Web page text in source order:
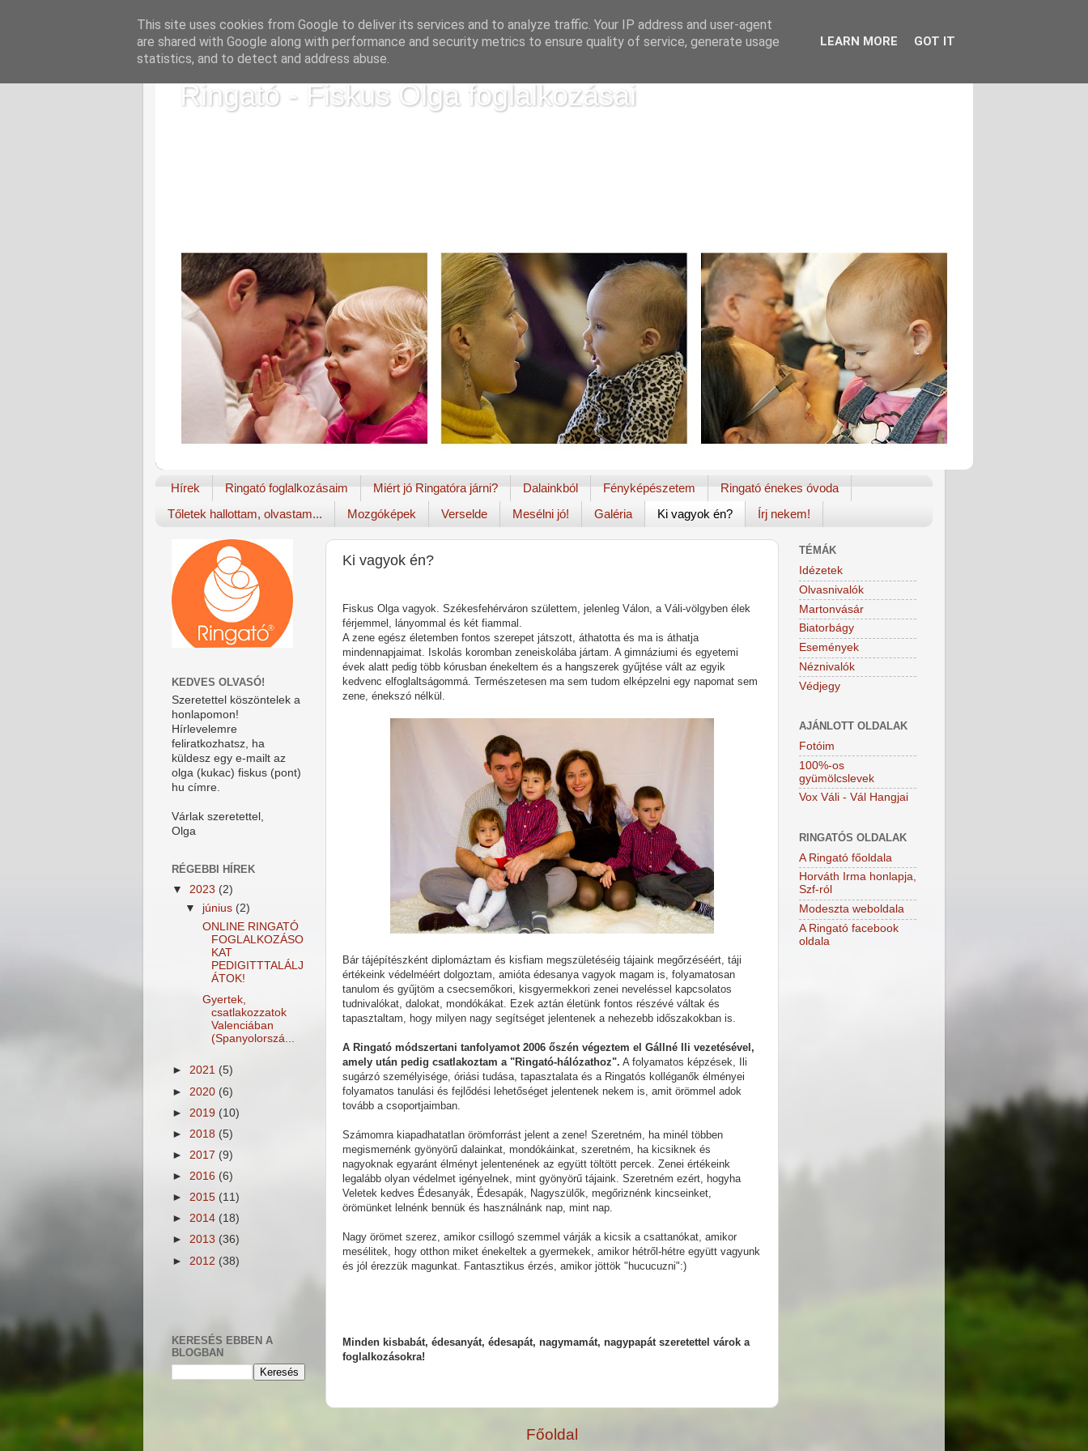
Ringató - Fiskus Olga foglalkozásai
Hírek Ringató foglalkozásaim Miért jó Ringatóra járni? Dalainkból Fényképészetem
Ringató énekes óvoda
Tőletek hallottam, olvastam...
Mozgóképek Verselde Mesélni jó! Galéria Ki vagyok én? Írj nekem!
Ki vagyok én?
Fiskus Olga vagyok. Székesfehérváron születtem, jelenleg Válon, a Váli-völgyben élek
férjemmel, lányommal és két fiammal.
A zene egész életemben fontos szerepet játszott, áthatotta és ma is áthatja
mindennapjaimat. Iskolás koromban zeneiskolába jártam. A gimnáziumi és egyetemi
évek alatt pedig több kórusban énekeltem és a hangszerek gyűjtése vált az egyik
kedvenc elfoglaltságommá. Természetesen ma sem tudom elképzelni egy napomat sem
zene, énekszó nélkül.
Bár tájépítészként diplomáztam és kisfiam megszületéséig tájaink megőrzéséért, táji
értékeink védelméért dolgoztam, amióta édesanya vagyok magam is, folyamatosan
tanulom és gyűjtöm a csecsemőkori, kisgyermekkori zenei neveléssel kapcsolatos
tudnivalókat, dalokat, mondókákat. Ezek aztán életünk fontos részévé váltak és
tapasztaltam, hogy milyen nagy segítséget jelentenek a nehezebb időszakokban is.
A Ringató módszertani tanfolyamot 2006 őszén végeztem el Gállné Ili vezetésével,
amely után pedig csatlakoztam a "Ringató-hálózathoz". A folyamatos képzések, Ili
sugárzó személyisége, óriási tudása, tapasztalata és a Ringatós kolléganők élményei
folyamatos tanulási és fejlődési lehetőséget jelentenek nekem is, amit örömmel adok
tovább a csoportjaimban.
Számomra kiapadhatatlan örömforrást jelent a zene! Szeretném, ha minél többen
megismernénk gyönyörű dalainkat, mondókáinkat, szeretném, ha kicsiknek és
nagyoknak egyaránt élményt jelentenének az együtt töltött percek. Zenei értékeink
legalább olyan védelmet igényelnek, mint gyönyörű tájaink. Szeretném ezért, hogyha
Veletek kedves Édesanyák, Édesapák, Nagyszülők, megőriznénk kincseinket,
örömünket lelnénk bennük és használnánk nap, mint nap.
Nagy örömet szerez, amikor csillogó szemmel várják a kicsik a csattanókat, amikor
mesélitek, hogy otthon miket énekeltek a gyermekek, amikor hétről-hétre együtt vagyunk
és jól érezzük magunkat. Fantasztikus érzés, amikor jöttök "hucucuzni":)
Minden kisbabát, édesanyát, édesapát, nagymamát, nagypapát szeretettel várok a
foglalkozásokra!
Főoldal
KEDVES OLVASÓ!
Szeretettel köszöntelek a
honlapomon!
Hírlevelemre
feliratkozhatsz, ha
küldesz egy e-mailt az
olga (kukac) fiskus (pont)
hu címre.
Várlak szeretettel,
Olga
RÉGEBBI HÍREK
▼ 2023 (2)
▼ június (2)
ONLINE RINGATÓ
FOGLALKOZÁSO
KAT
PEDIGITTTALÁLJ
ÁTOK!
Gyertek,
csatlakozzatok
Valenciában
(Spanyolorszá...
► 2021 (5)
► 2020 (6)
► 2019 (10)
► 2018 (5)
► 2017 (9)
► 2016 (6)
► 2015 (11)
► 2014 (18)
► 2013 (36)
► 2012 (38)
KERESÉS EBBEN A
BLOGBAN
TÉMÁK
Idézetek
Olvasnivalók
Martonvásár
Biatorbágy
Események
Néznivalók
Védjegy
AJÁNLOTT OLDALAK
Fotóim
100%-os
gyümölcslevek
Vox Váli - Vál Hangjai
RINGATÓS OLDALAK
A Ringató főoldala
Horváth Irma honlapja,
Szf-ról
Modeszta weboldala
A Ringató facebook
oldala
This site uses cookies from Google to deliver its services and to analyze traffic. Your IP address and user-agent
are shared with Google along with performance and security metrics to ensure quality of service, generate usage
statistics, and to detect and address abuse.
LEARN MORE GOT IT